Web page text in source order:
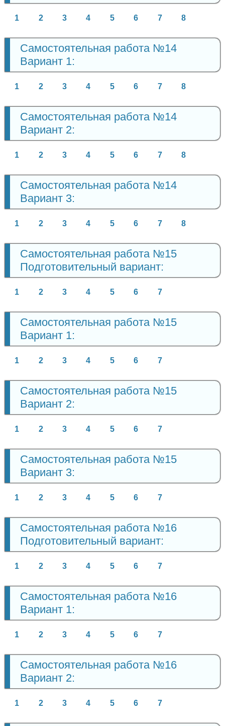
1 2 3 4 5 6 7 8
Самостоятельная работа №14
Вариант 1:
1 2 3 4 5 6 7 8
Самостоятельная работа №14
Вариант 2:
1 2 3 4 5 6 7 8
Самостоятельная работа №14
Вариант 3:
1 2 3 4 5 6 7 8
Самостоятельная работа №15
Подготовительный вариант:
1 2 3 4 5 6 7
Самостоятельная работа №15
Вариант 1:
1 2 3 4 5 6 7
Самостоятельная работа №15
Вариант 2:
1 2 3 4 5 6 7
Самостоятельная работа №15
Вариант 3:
1 2 3 4 5 6 7
Самостоятельная работа №16
Подготовительный вариант:
1 2 3 4 5 6 7
Самостоятельная работа №16
Вариант 1:
1 2 3 4 5 6 7
Самостоятельная работа №16
Вариант 2:
1 2 3 4 5 6 7